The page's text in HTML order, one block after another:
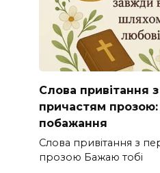
Слова привітання
причастям прозою:
побажання
Слова привітання з
прозою Бажаю тобі